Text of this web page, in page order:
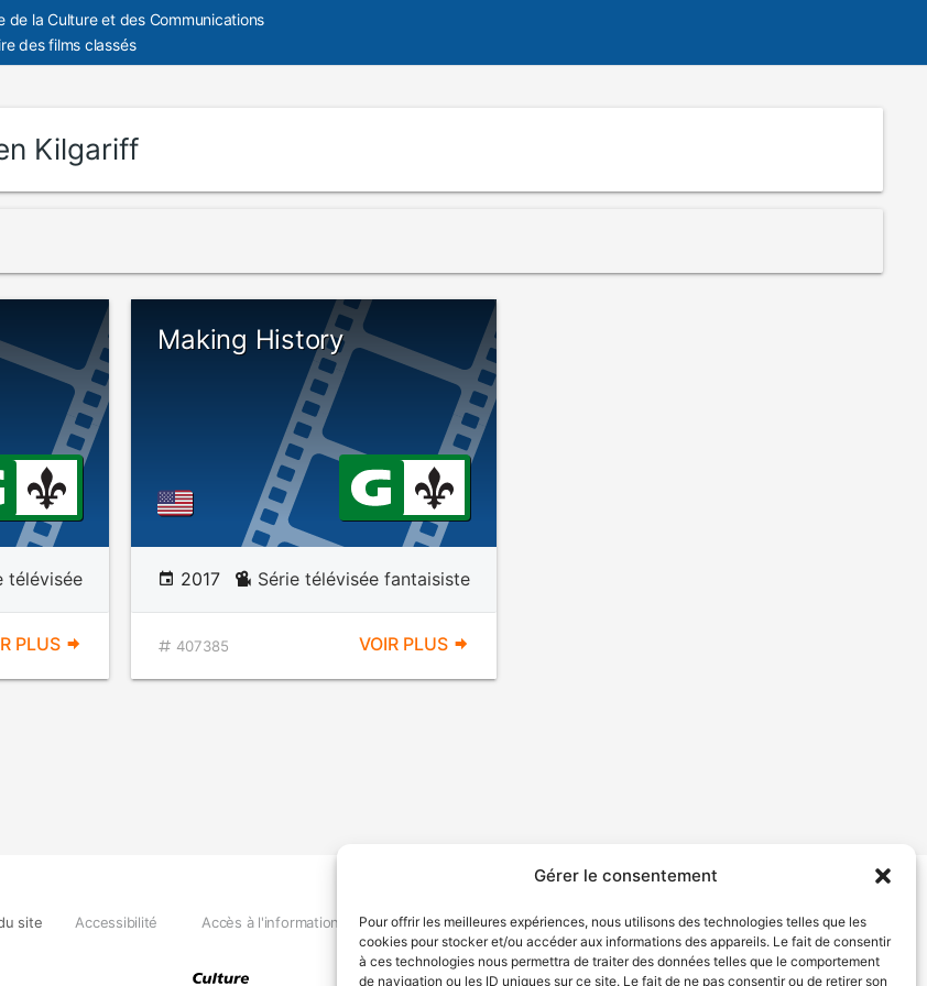
Gérer le consentement
Pour offrir les meilleures expériences, nous utilisons des technologies telles que les
cookies pour stocker et/ou accéder aux informations des appareils. Le fait de consentir
à ces technologies nous permettra de traiter des données telles que le comportement
de navigation ou les ID uniques sur ce site. Le fait de ne pas consentir ou de retirer son
de la Culture et des Communications
des films classés
Kilgariff
télévisée
PLUS
Making History
2017 Série télévisée fantaisiste
407385 VOIR PLUS
site Accessibilité Accès à l'information Déclaration de services Politique de confidentialité